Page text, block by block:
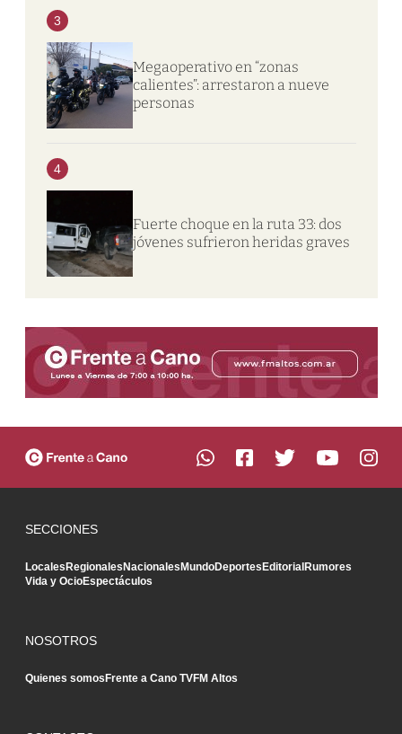
3
Megaoperativo en “zonas
calientes”: arrestaron a nueve
personas
4
Fuerte choque en la ruta 33: dos
jóvenes sufrieron heridas graves
SECCIONES
Locales Regionales Nacionales MundoDeportes Editorial Rumores
Vida y OcioEspectáculos
NOSOTROS
Quienes somos Frente a Cano TVFM Altos